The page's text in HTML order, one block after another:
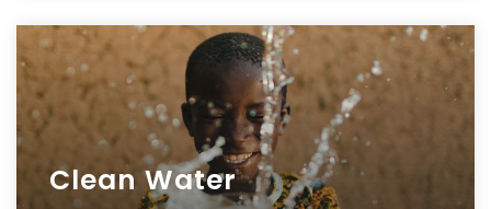
Clean Water